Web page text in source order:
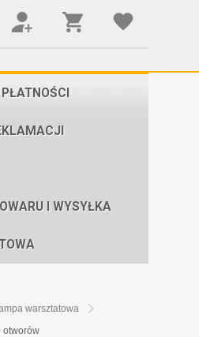
PŁATNOŚCI
I WYSYŁKA
warsztatowa
otworów